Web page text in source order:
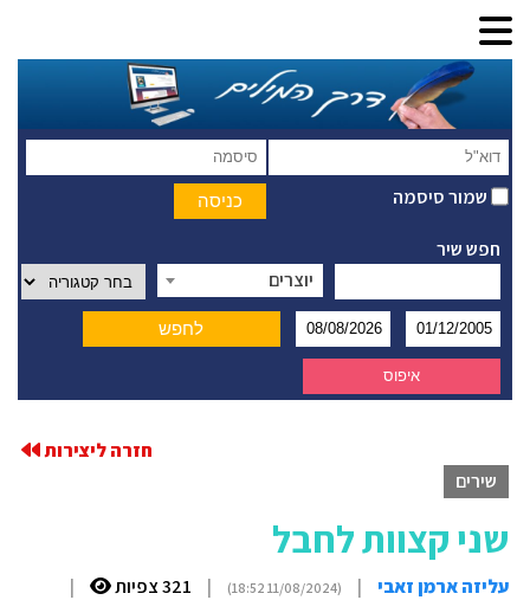
שמור סיסמה
חפש שיר
יוצרים
חזרה ליצירות
שירים
שני קצוות לחבל
עליזה ארמן זאבי |
(11/08/2024 18:52)
| 321 צפיות
|